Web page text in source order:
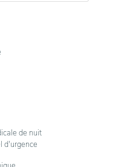
de nuit
d'urgence